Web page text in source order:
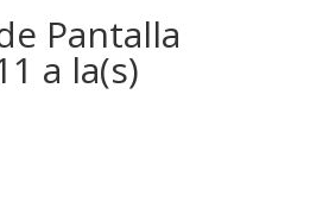
Pantalla
a la(s)